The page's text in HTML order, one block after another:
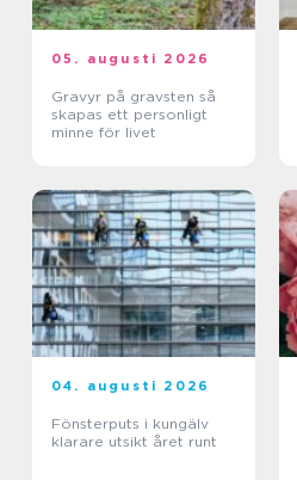
05. augusti 2026
Gravyr på gravsten så
skapas ett personligt
minne för livet
04. augusti 2026
Fönsterputs i kungälv
klarare utsikt året runt